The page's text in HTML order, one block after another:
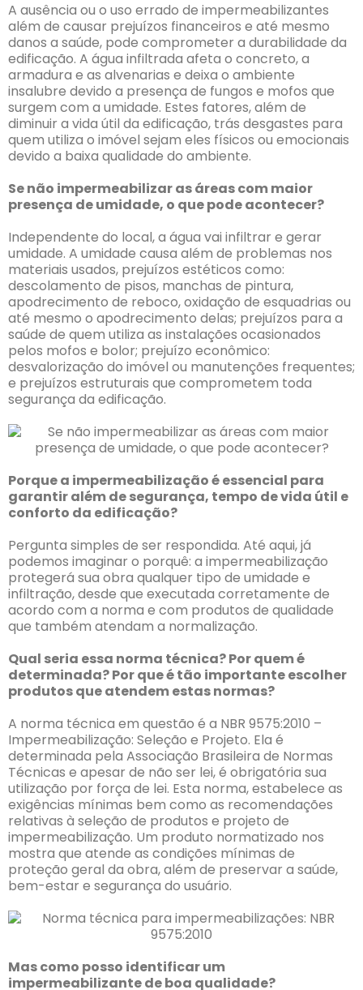
A ausência ou o uso errado de impermeabilizantes
além de causar prejuízos financeiros e até mesmo
danos a saúde, pode comprometer a durabilidade da
edificação. A água infiltrada afeta o concreto, a
armadura e as alvenarias e deixa o ambiente
insalubre devido a presença de fungos e mofos que
surgem com a umidade. Estes fatores, além de
diminuir a vida útil da edificação, trás desgastes para
quem utiliza o imóvel sejam eles físicos ou emocionais
devido a baixa qualidade do ambiente.
Se não impermeabilizar as áreas com maior
presença de umidade, o que pode acontecer?
Independente do local, a água vai infiltrar e gerar
umidade. A umidade causa além de problemas nos
materiais usados, prejuízos estéticos como:
descolamento de pisos, manchas de pintura,
apodrecimento de reboco, oxidação de esquadrias ou
até mesmo o apodrecimento delas; prejuízos para a
saúde de quem utiliza as instalações ocasionados
pelos mofos e bolor; prejuízo econômico:
desvalorização do imóvel ou manutenções frequentes;
e prejuízos estruturais que comprometem toda
segurança da edificação.
Porque a impermeabilização é essencial para
garantir além de segurança, tempo de vida útil e
conforto da edificação?
Pergunta simples de ser respondida. Até aqui, já
podemos imaginar o porquê: a impermeabilização
protegerá sua obra qualquer tipo de umidade e
infiltração, desde que executada corretamente de
acordo com a norma e com produtos de qualidade
que também atendam a normalização.
Qual seria essa norma técnica? Por quem é
determinada? Por que é tão importante escolher
produtos que atendem estas normas?
A norma técnica em questão é a NBR 9575:2010 –
Impermeabilização: Seleção e Projeto. Ela é
determinada pela Associação Brasileira de Normas
Técnicas e apesar de não ser lei, é obrigatória sua
utilização por força de lei. Esta norma, estabelece as
exigências mínimas bem como as recomendações
relativas à seleção de produtos e projeto de
impermeabilização. Um produto normatizado nos
mostra que atende as condições mínimas de
proteção geral da obra, além de preservar a saúde,
bem-estar e segurança do usuário.
Mas como posso identificar um
impermeabilizante de boa qualidade?